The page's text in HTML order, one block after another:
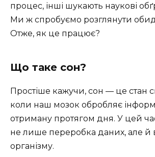
процес, інші шукають наукові
Ми ж спробуємо розглянути
Отже, як це працює?
Що таке сон?
Простіше кажучи, сон — це стан
коли наш мозок обробляє
отриману протягом дня. У цей
не лише переробка даних, але й
організму.